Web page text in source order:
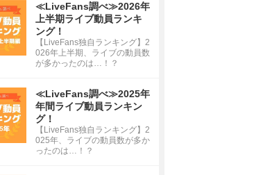
≪LiveFans調べ≫2026年
上半期ライブ動員ランキ
ング！
【LiveFans独自ランキング】2
026年上半期、ライブの動員数
が多かったのは…！？
≪LiveFans調べ≫2025年
年間ライブ動員ランキン
グ！
【LiveFans独自ランキング】2
025年、ライブの動員数が多か
ったのは…！？